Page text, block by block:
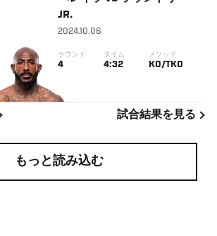
JR.
2024.10.06
ラウンド
4
タイム
4:32
メソッド
KO/TKO
試合結果を見る
もっと読み込む